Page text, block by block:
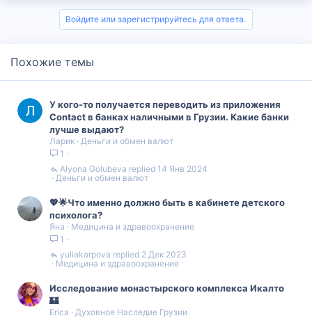
Войдите или зарегистрируйтесь для ответа.
Похожие темы
У кого-то получается переводить из приложения
Contact в банках наличными в Грузии. Какие банки
лучше выдают?
Ларик Деньги и обмен валют
1
Деньги и обмен валют
14 Янв 2024
Alyona Golubeva
💖🌟Что именно должно быть в кабинете детского
психолога?
Яна
Медицина и здравоохранение
1
Медицина и здравоохранение
2 Дек 2023
yuliakarpova
Исследование монастырского комплекса Икалто
🏰
Erica
Духовное Наследие Грузии